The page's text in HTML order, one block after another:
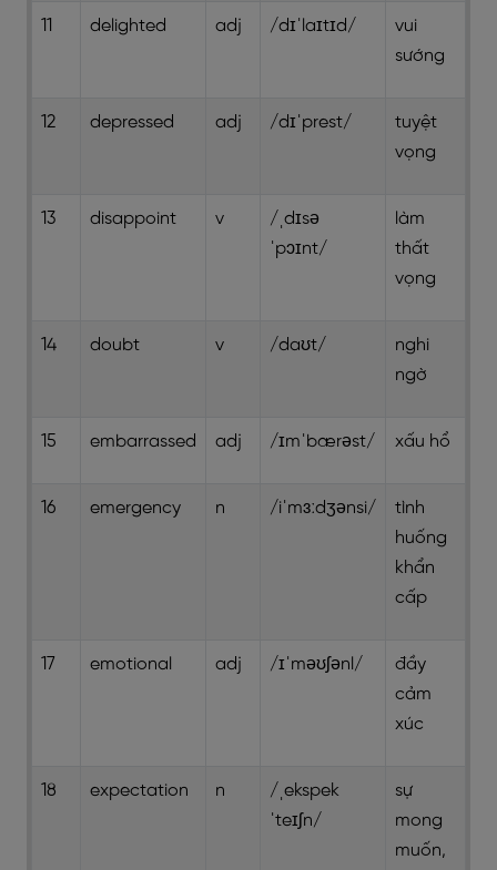
11 delighted adj /dɪˈlaɪtɪd/
vui
sướng
12 depressed adj /dɪˈprest/
tuyệt
vọng
13 disappoint v
/ˌdɪsə
ˈpɔɪnt/
làm
thất
vọng
14 doubt v /daʊt/
nghi
ngờ
15 embarrassed adj /ɪmˈbærəst/ xấu hổ
16 emergency n /iˈmɜːdʒənsi/
tình
huống
khẩn
cấp
17 emotional adj /ɪˈməʊʃənl/
đầy
cảm
xúc
18 expectation n
/ˌekspek
ˈteɪʃn/
sự
mong
muốn,